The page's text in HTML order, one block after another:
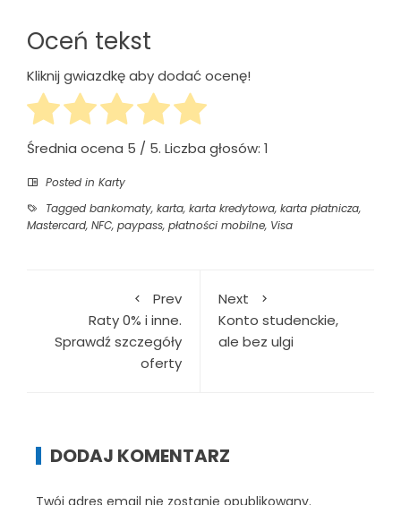
Oceń tekst
Kliknij gwiazdkę aby dodać ocenę!
Średnia ocena 5 / 5. Liczba głosów: 1
Posted in Karty
Tagged bankomaty, karta, karta kredytowa, karta płatnicza,
Mastercard, NFC, paypass, płatności mobilne, Visa
Prev
Raty 0% i inne.
Sprawdź szczegóły
oferty
Next
Konto studenckie,
ale bez ulgi
DODAJ KOMENTARZ
Twój adres email nie zostanie opublikowany.